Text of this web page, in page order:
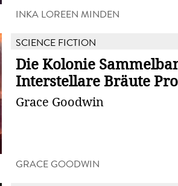
INKA LOREEN MINDEN
SCIENCE FICTION
Die Kolonie
Interstellare Bräute
Grace Goodwin
GRACE GOODWIN